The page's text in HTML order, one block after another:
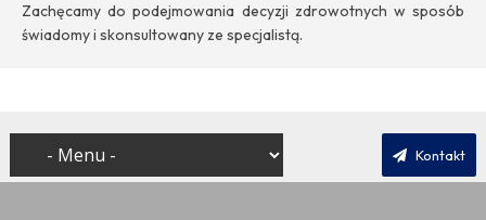
Zachęcamy do podejmowania decyzji zdrowotnych w sposób
świadomy i skonsultowany ze specjalistą.
Kontakt